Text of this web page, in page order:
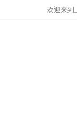
欢迎来到